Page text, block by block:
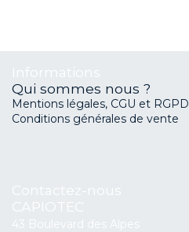
Qui sommes nous ?
Mentions légales, CGU et RGPD
Conditions générales de vente